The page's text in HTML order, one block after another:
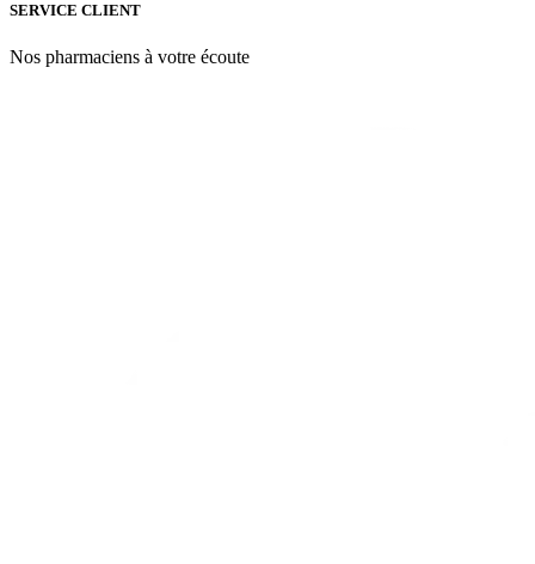
SERVICE CLIENT
Nos pharmaciens à votre écoute